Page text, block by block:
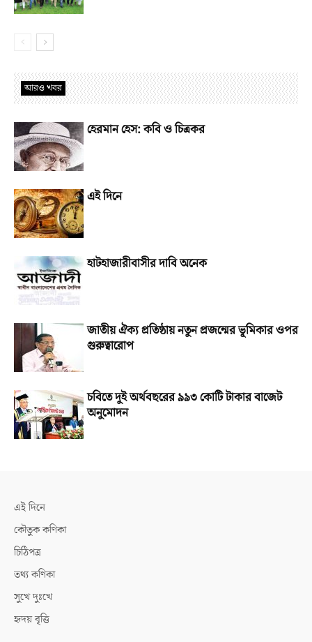
আরও খবর
হেরমান হেস: কবি ও চিত্রকর
এই দিনে
হাটহাজারীবাসীর দাবি অনেক
জাতীয় ঐক্য প্রতিষ্ঠায় নতুন প্রজন্মের ভূমিকার ওপর
গুরুত্বারোপ
চবিতে দুই অর্থবছরের ৯৯৩ কোটি টাকার বাজেট
অনুমোদন
এই দিনে
কৌতুক কণিকা
চিঠিপত্র
তথ্য কণিকা
সুখে দুঃখে
হৃদয় বৃত্তি